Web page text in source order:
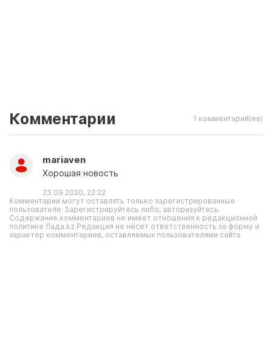
Комментарии 1 комментарий(ев)
mariaven
Хорошая новость
23.09.2020, 22:22
Комментарии могут оставлять только зарегистрированные
пользователи. Зарегистрируйтесь либо, авторизуйтесь.
Содержание комментариев не имеет отношения к редакционной
политике Лада.kz.Редакция не несет ответственность за форму и
характер комментариев, оставляемых пользователями сайта.